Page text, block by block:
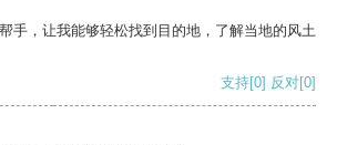
手，让我能够轻松找到目的地，了解当地的风土
支持[0] 反对[0]